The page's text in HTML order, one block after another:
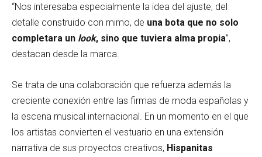
“Nos interesaba especialmente la idea del ajuste, del
detalle construido con mimo, de una bota que no solo
completara un look, sino que tuviera alma propia”,
destacan desde la marca.
Se trata de una colaboración que refuerza además la
creciente conexión entre las firmas de moda españolas y
la escena musical internacional. En un momento en el que
los artistas convierten el vestuario en una extensión
narrativa de sus proyectos creativos, Hispanitas